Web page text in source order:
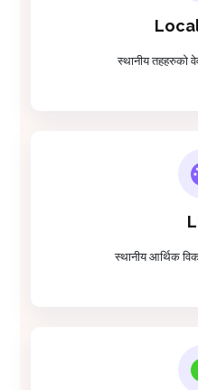
स्थानीय तहहरुको
स्थानीय आर्थिक